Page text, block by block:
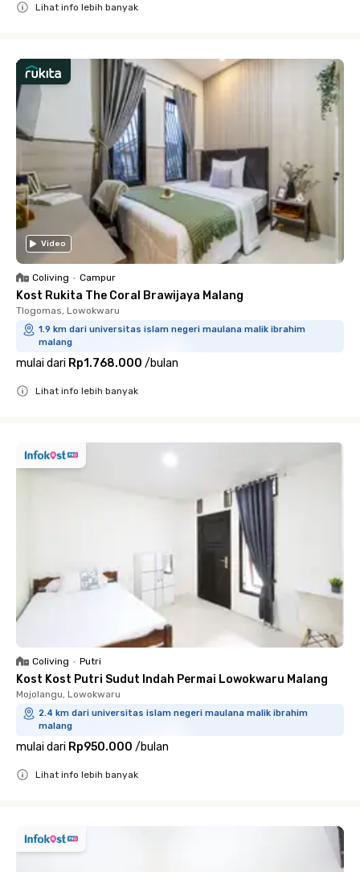
Lihat info lebih banyak
Video
Coliving • Campur
Kost Rukita The Coral Brawijaya Malang
Tlogomas, Lowokwaru
1.9 km dari universitas islam negeri maulana malik ibrahim
malang
mulai dari Rp1.768.000 /bulan
Lihat info lebih banyak
Coliving • Putri
Kost Kost Putri Sudut Indah Permai Lowokwaru Malang
Mojolangu, Lowokwaru
2.4 km dari universitas islam negeri maulana malik ibrahim
malang
mulai dari Rp950.000 /bulan
Lihat info lebih banyak